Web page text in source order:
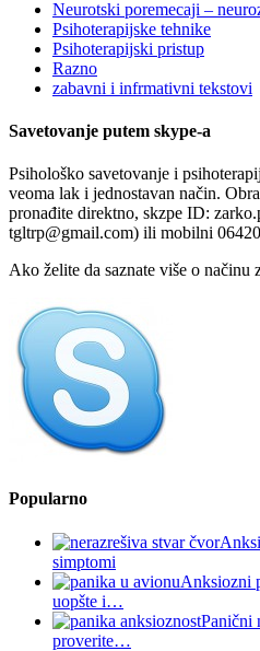
Neurotski poremecaji –
Psihoterapijske tehnike
Psihoterapijski pristup
Razno
zabavni i infrmativni tekstovi
Savetovanje putem skype-a
Psihološko savetovanje i
veoma lak i jednostavan način.
pronađite direktno, skzpe ID:
tgltrp@gmail.com) ili mobilni
Ako želite da saznate više o načinu
Popularno
simptomi
Anksiozni
uopšte i…
Panični
proverite…